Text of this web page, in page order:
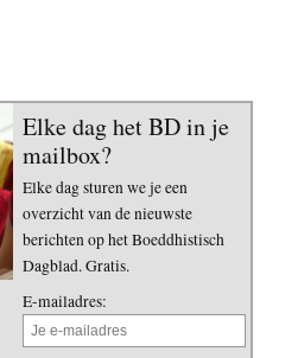
Elke dag het BD in je
mailbox?
Elke dag sturen we je een
overzicht van de nieuwste
berichten op het Boeddhistisch
Dagblad. Gratis.
E-mailadres: